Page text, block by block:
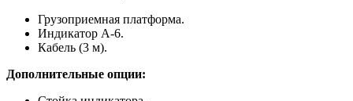
Грузоприемная платформа.
Индикатор А-6.
Кабель (3 м).
Дополнительные опции: